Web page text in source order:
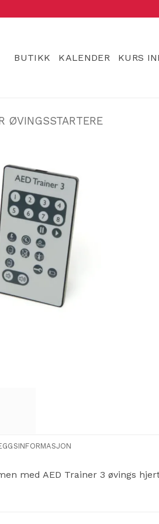
BUTIKK KALENDER KURS
ØVINGSSTARTERE
med AED Trainer 3 øvings